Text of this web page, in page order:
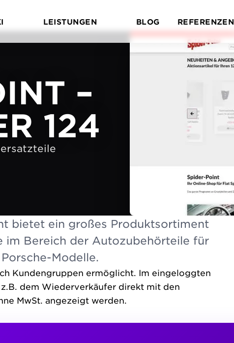
Untermenü öffnen
LEISTUNGEN
Untermenü Leistungen öffnen
BLOG REFERENZEN
–
124
bietet ein großes Produktsortiment
im Bereich der Autozubehörteile für
Modelle.
Kundengruppen ermöglicht. Im eingeloggten
dem Wiederverkäufer direkt mit den
MwSt. angezeigt werden.